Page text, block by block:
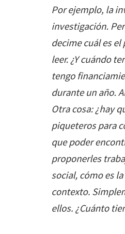
Por ejemplo, la
investigación.
decime cuál es
leer. ¿Y cuándo
tengo
durante un año.
Otra cosa: ¿hay
piqueteros para
que poder
proponerles
social, cómo es
contexto.
ellos. ¿Cuánto